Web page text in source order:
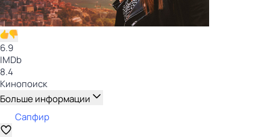
6.9
IMDb
8.4
Кинопоиск
Больше информации
Сапфир